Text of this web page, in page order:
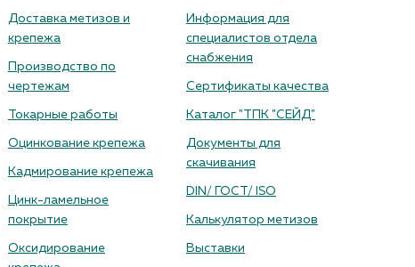
Доставка метизов и
крепежа
Производство по
чертежам
Токарные работы
Оцинкование крепежа
Кадмирование крепежа
Цинк-ламельное
покрытие
Оксидирование
Информация для
специалистов отдела
снабжения
Сертификаты качества
Каталог "ТПК "СЕЙД"
Документы для
скачивания
DIN/ ГОСТ/ ISO
Калькулятор метизов
Выставки